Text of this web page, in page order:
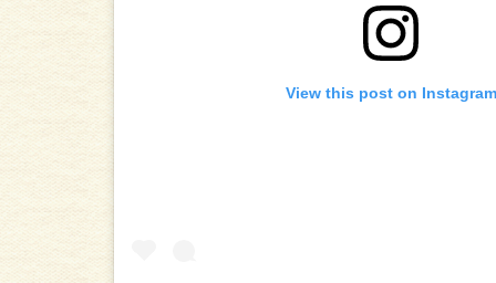
View this post on Instagram